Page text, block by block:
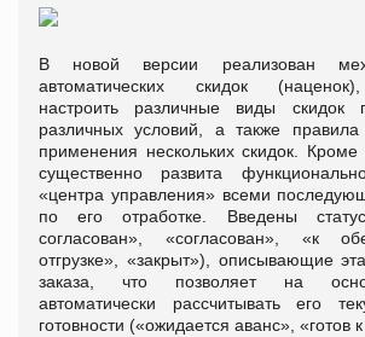
В новой версии реализован
автоматических скидок
настроить различные виды скидок
различных условий, а также правила
применения нескольких скидок. Кроме
существенно развита
«центра управления» всеми
по его отработке. Введены
согласован», «согласован», «к
отгрузке», «закрыт»), описывающие
заказа, что позволяет на
автоматически рассчитывать его
готовности («ожидается аванс», «готов к